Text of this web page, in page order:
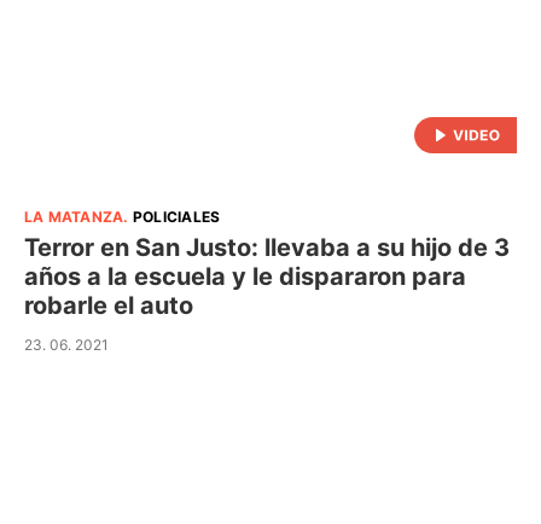
LA MATANZA. POLICIALES
Terror en San Justo: llevaba a su hijo de 3
años a la escuela y le dispararon para
robarle el auto
23. 06. 2021